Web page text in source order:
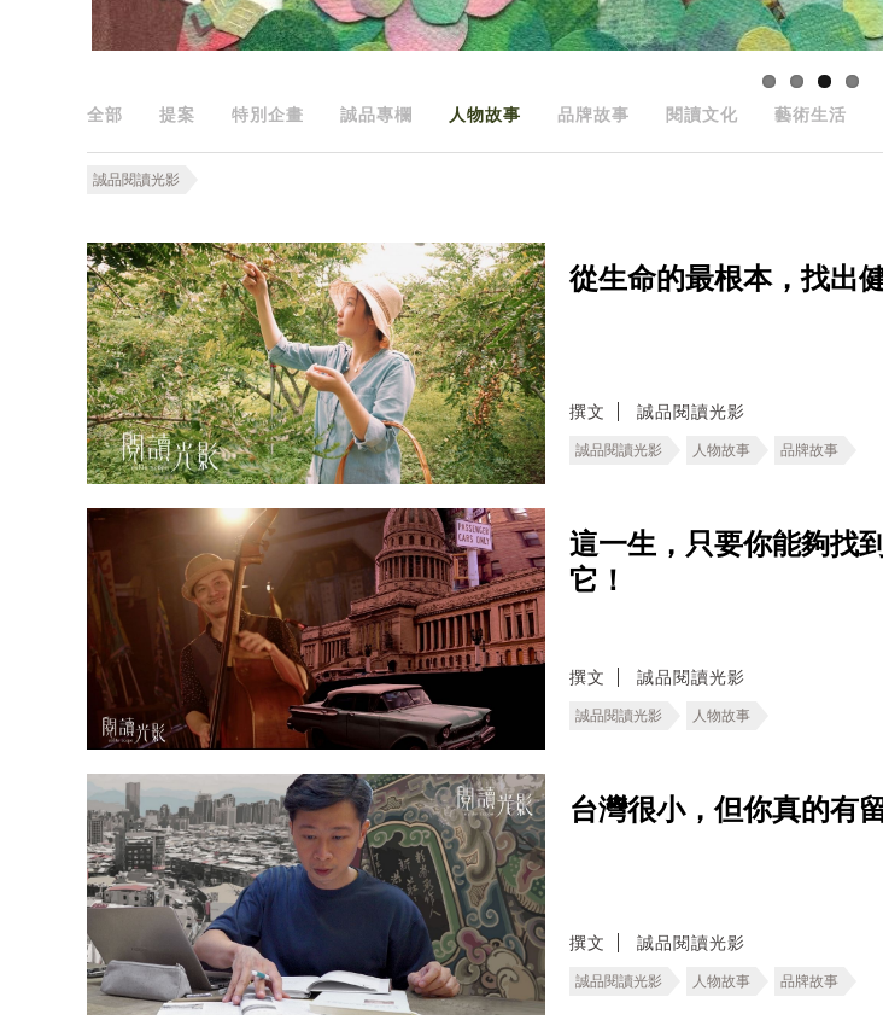
全部 提案 特別企畫 誠品專欄 人物故事 品牌故事 閱讀文化 藝術生活
誠品閱讀光影
從生命的最根本，找出
撰文 誠品閱讀光影
誠品閱讀光影 人物故事 品牌故事
這一生，只要你能夠找
它！
撰文 誠品閱讀光影
誠品閱讀光影 人物故事
台灣很小，但你真的有
撰文 誠品閱讀光影
誠品閱讀光影 人物故事 品牌故事